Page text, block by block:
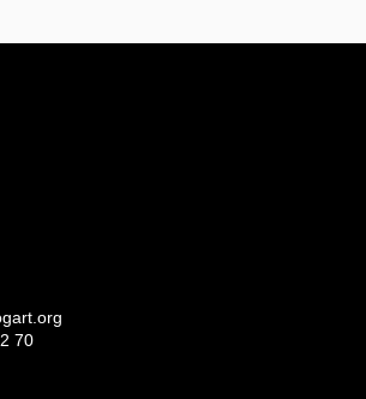
70